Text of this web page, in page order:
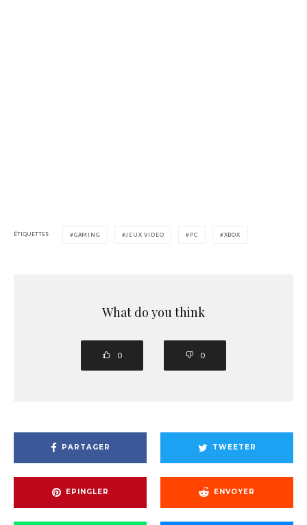
ÉTIQUETTES GAMING JEUX VIDEO PC XBOX
What do you think
0 0
PARTAGER TWEETER
EPINGLER ENVOYER